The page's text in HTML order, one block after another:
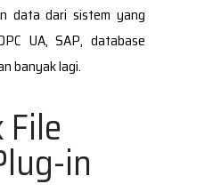
data dari sistem yang
UA, SAP, database
banyak lagi.
in